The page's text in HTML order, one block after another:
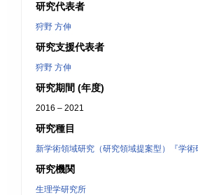
研究代表者
狩野 方伸
研究支援代表者
狩野 方伸
研究期間 (年度)
2016 – 2021
研究種目
新学術領域研究（研究領域提案型）『学術
研究機関
生理学研究所